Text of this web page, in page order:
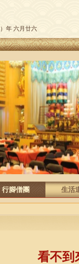
年 六月廿六
行腳僧團 生活
看不到